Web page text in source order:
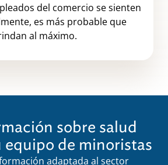
del comercio se sienten
es más probable que
al máximo.
sobre salud
equipo de minoristas
adaptada al sector